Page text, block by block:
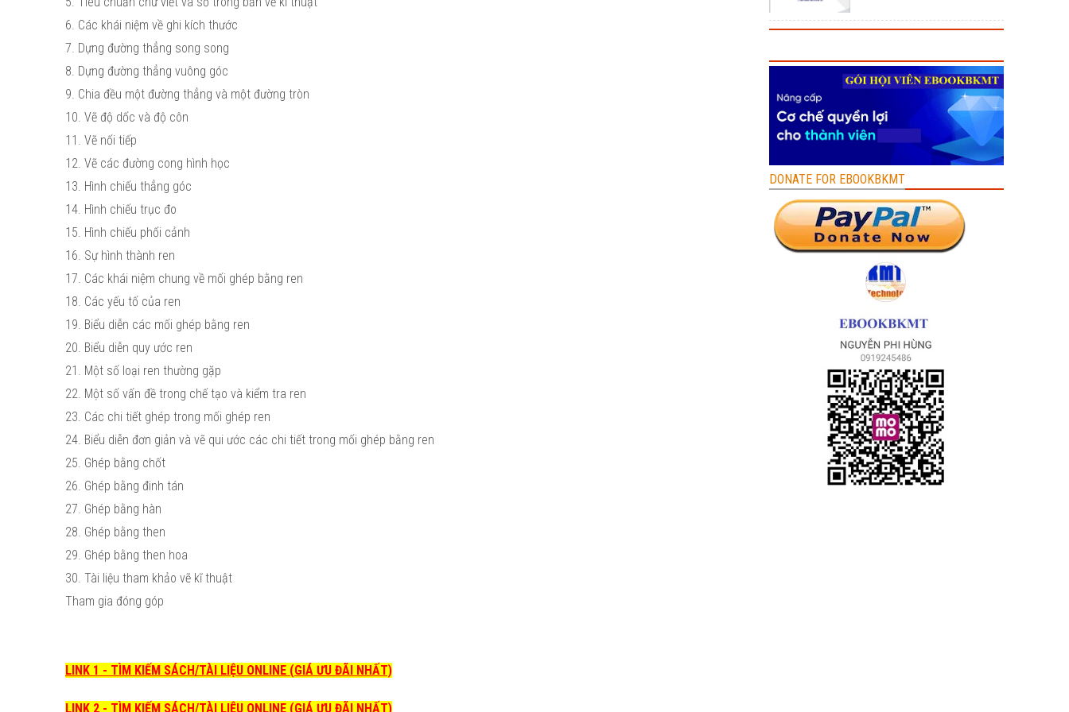
6. Các khái niệm về ghi kích thước
7. Dựng đường thẳng song song
8. Dựng đường thẳng vuông góc
9. Chia đều một đường thẳng và một đường tròn
10. Vẽ độ dốc và độ côn
11. Vẽ nối tiếp
12. Vẽ các đường cong hình học
13. Hình chiếu thẳng góc
14. Hình chiếu trục đo
15. Hình chiếu phối cảnh
16. Sự hình thành ren
17. Các khái niệm chung về mối ghép bằng ren
18. Các yếu tố của ren
19. Biểu diễn các mối ghép bằng ren
20. Biểu diễn quy ước ren
21. Một số loại ren thường gặp
22. Một số vấn đề trong chế tạo và kiểm tra ren
23. Các chi tiết ghép trong mối ghép ren
24. Biểu diễn đơn giản và vẽ qui ước các chi tiết trong mối ghép bằng ren
25. Ghép bằng chốt
26. Ghép bằng đinh tán
27. Ghép bằng hàn
28. Ghép bằng then
29. Ghép bằng then hoa
30. Tài liệu tham khảo vẽ kĩ thuật
Tham gia đóng góp
LINK 1 - TÌM KIẾM SÁCH/TÀI LIỆU ONLINE (GIÁ ƯU ĐÃI NHẤT)
LINK 2 - TÌM KIẾM SÁCH/TÀI LIỆU ONLINE (GIÁ ƯU ĐÃI NHẤT)
DONATE FOR EBOOKBKMT